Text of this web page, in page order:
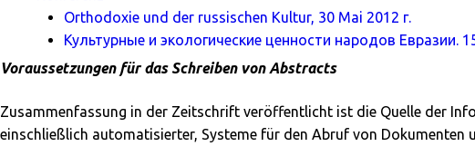
Orthodoxie und der russischen Kultur, 30 Mai 2012 г.
Культурные и экологические ценности народов Евразии.
Voraussetzungen für das Schreiben von Abstracts
Zusammenfassung in der Zeitschrift veröffentlicht ist die Quelle der
einschließlich automatisierter, Systeme für den Abruf von Dokumenten